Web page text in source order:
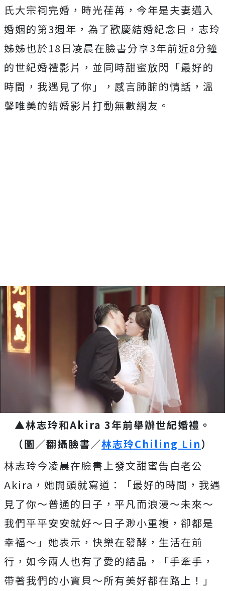
氏大宗祠完婚，時光荏苒，今年是夫妻邁入
婚姻的第3週年，為了歡慶結婚紀念日，志玲
姊姊也於18日凌晨在臉書分享3年前近8分鐘
的世紀婚禮影片，並同時甜蜜放閃「最好的
時間，我遇見了你」，感言肺腑的情話，溫
馨唯美的結婚影片打動無數網友。
▲林志玲和Akira 3年前舉辦世紀婚禮。
（圖／翻攝臉書／林志玲Chiling Lin）
林志玲今凌晨在臉書上發文甜蜜告白老公
Akira，她開頭就寫道：「最好的時間，我遇
見了你～普通的日子，平凡而浪漫～未來～
我們平平安安就好～日子渺小重複，卻都是
幸福～」她表示，快樂在發酵，生活在前
行，如今兩人也有了愛的結晶，「手牽手，
帶著我們的小寶貝～所有美好都在路上！」